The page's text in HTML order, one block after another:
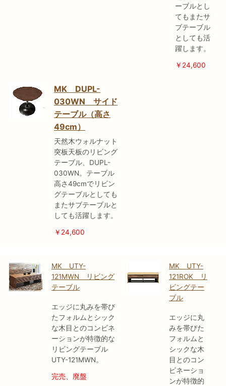
ーブルとし
てもまたサ
ブテーブル
としても活
躍します。
￥24,600
MK DUPL-
030WN サイド
テーブル（高さ
49cm）
天然木ウォルナット
突板天板のリビング
テーブル、DUPL-
030WN。テーブル
高さ49cmでリビン
グテーブルとしても
またサブテーブルと
しても活躍します。
￥24,600
MK UTY-
121MWN リビング
テーブル
エッジに丸みを帯び
たフォルムとシック
な木目とのコンビネ
ーションが特徴的な
リビングテーブル
UTY-121MWN。
完売、廃盤
MK UTY-
121ROK リ
ビングテー
ブル
エッジに丸
みを帯びた
フォルムと
シックな木
目とのコン
ビネーショ
ンが特徴的